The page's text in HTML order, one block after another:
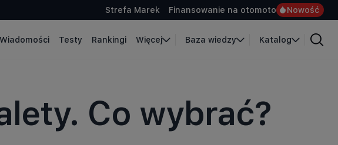
Strefa Marek Finansowanie na otomoto Nowość
Wiadomości Testy Rankingi Więcej Baza wiedzy Katalog
Co wybrać?